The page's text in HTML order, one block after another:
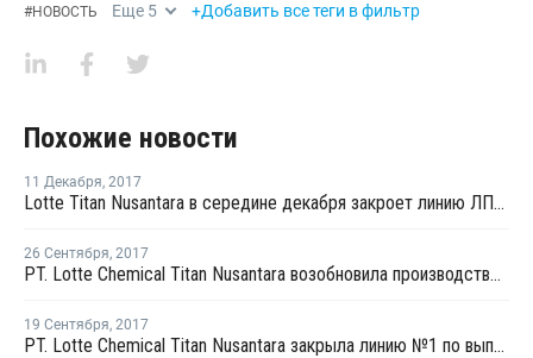
#НОВОСТЬ Еще 5 +Добавить все теги в фильтр
Похожие новости
11 Декабря, 2017
Lotte Titan Nusantara в середине декабря закроет линию ЛПНП № 3 в Индонезии на профилактику
26 Сентября, 2017
PT. Lotte Chemical Titan Nusantara возобновила производство на заводе №3 по выпуску ЛПНП в Индонезии
19 Сентября, 2017
PT. Lotte Chemical Titan Nusantara закрыла линию №1 по выпуску ЛПНП из-за нехватки сырья